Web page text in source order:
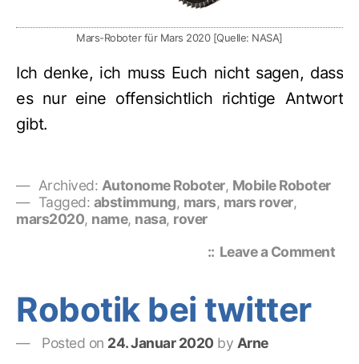
Mars-Roboter für Mars 2020 [Quelle: NASA]
Ich denke, ich muss Euch nicht sagen, dass
es nur eine offensichtlich richtige Antwort
gibt.
Archived: Autonome Roboter, Mobile Roboter
Tagged: abstimmung, mars, mars rover,
mars2020, name, nasa, rover
Leave a Commenton
Robotik bei twitter
Posted on 24. Januar 2020 by Arne